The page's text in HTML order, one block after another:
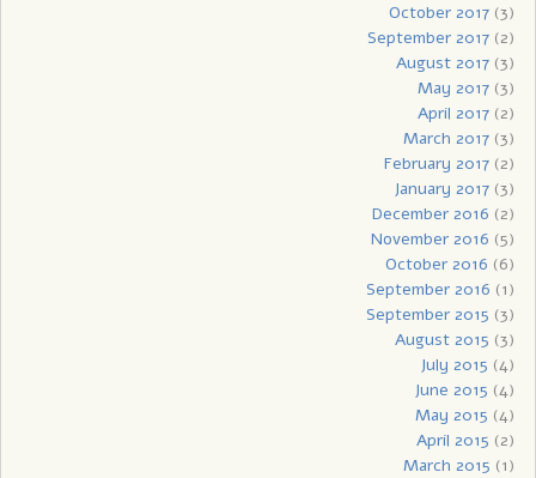
October 2017(3)
September 2017(2)
August 2017(3)
May 2017(3)
April 2017(2)
March 2017(3)
February 2017(2)
January 2017(3)
December 2016 (2)
November 2016 (5)
October 2016 (6)
September 2016 (1)
September 2015 (3)
August 2015 (3)
July 2015 (4)
June 2015 (4)
May 2015 (4)
April 2015 (2)
March 2015 (1)